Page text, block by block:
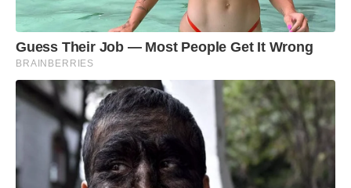
Guess Their Job — Most People Get It Wrong
BRAINBERRIES